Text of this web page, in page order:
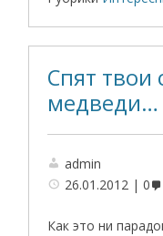
Cпят
медведи…
admin
26.01.2012
0
Как это ни